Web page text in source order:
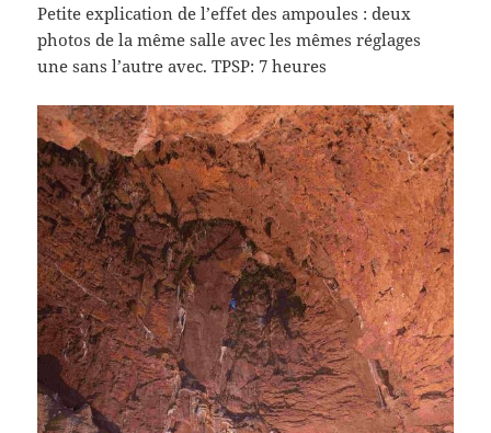
Petite explication de l’effet des ampoules : deux
photos de la même salle avec les mêmes réglages
une sans l’autre avec. TPSP: 7 heures